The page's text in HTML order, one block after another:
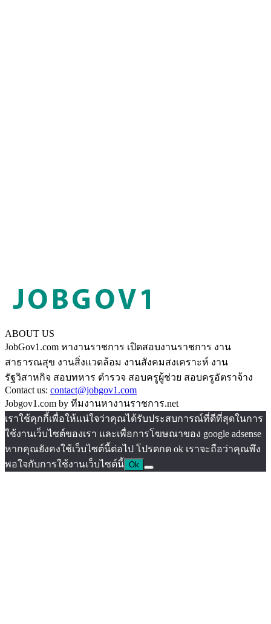
ABOUT US
JobGov1.com หางานราชการ เปิดสอบงานราชการ งาน
สาธารณสุข งานสิ่งแวดล้อม งานสังคมสงเคราะห์ งาน
รัฐวิสาหกิจ สอบทหาร ตำรวจ สอบครูผู้ช่วย สอบครูอัตราจ้าง
Contact us: contact@jobgov1.com
Jobgov1.com by ทีมงานหางานราชการ.net
เราใช้คุกกี้เพื่อให้แน่ใจว่าคุณได้รับประสบการณ์ที่ดีที่สุดในการ
ใช้งานเว็บไซต์ของเรา และเพื่อการโฆษณาของ google adsense
หากคุณยังคงใช้เว็บไซต์นี้ต่อไป โปรดกด ok เราจะถือว่าคุณพึง
พอใจกับการใช้งานเว็บไซต์นี้ Ok